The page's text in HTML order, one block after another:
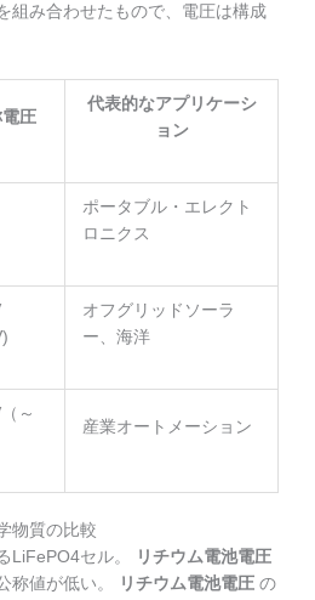
組み合わせたもので、電圧は構成
圧
代表的なアプリケーシ
ョン
ポータブル・エレクト
ロニクス
オフグリッドソーラ
ー、海洋
～
産業オートメーション
物質の比較
LiFePO4セル。
リチウム電池電圧
称値が低い。
リチウム電池電圧 の